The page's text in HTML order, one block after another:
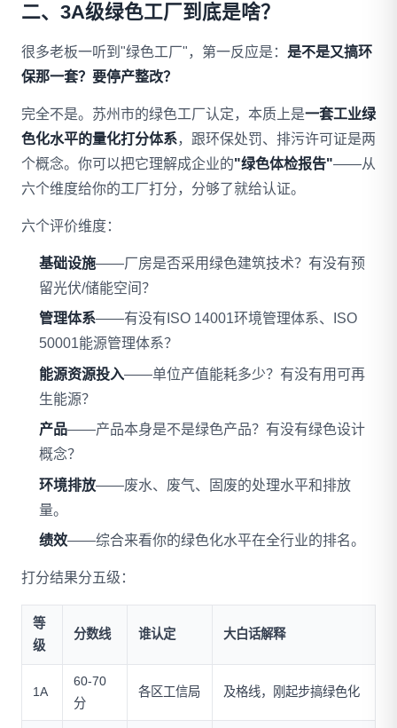
二、3A级绿色工厂到底是啥？
很多老板一听到"绿色工厂"，第一反应是： 是不是又搞环
保那一套？要停产整改？
完全不是。苏州市的绿色工厂认定，本质上是一套工业绿
色化水平的量化打分体系，跟环保处罚、排污许可证是两
个概念。你可以把它理解成企业的"绿色体检报告"——从
六个维度给你的工厂打分，分够了就给认证。
六个评价维度：
基础设施——厂房是否采用绿色建筑技术？有没有预
留光伏/储能空间？
管理体系——有没有ISO 14001环境管理体系、ISO
50001能源管理体系？
能源资源投入——单位产值能耗多少？有没有用可再
生能源？
产品——产品本身是不是绿色产品？有没有绿色设计
概念？
环境排放——废水、废气、固废的处理水平和排放
量。
绩效——综合来看你的绿色化水平在全行业的排名。
打分结果分五级：
等
级
分数线 谁认定 大白话解释
1A
60-70
分
各区工信局 及格线，刚起步搞绿色化